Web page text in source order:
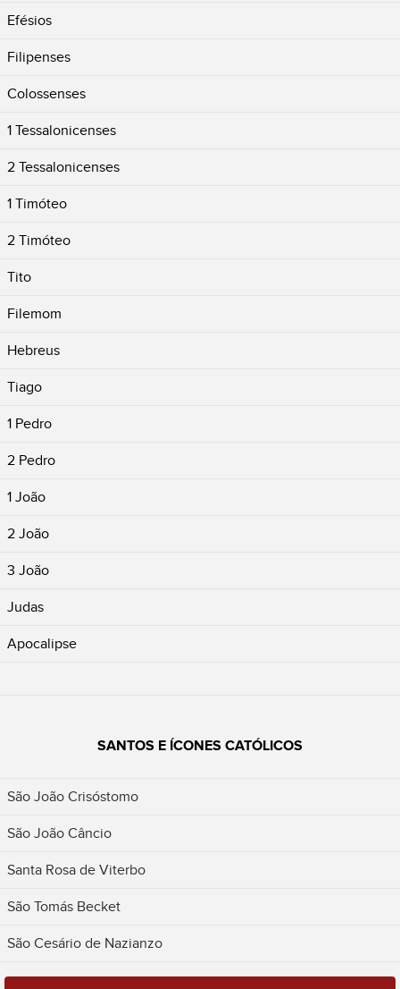
Efésios
Filipenses
Colossenses
1 Tessalonicenses
2 Tessalonicenses
1 Timóteo
2 Timóteo
Tito
Filemom
Hebreus
Tiago
1 Pedro
2 Pedro
1 João
2 João
3 João
Judas
Apocalipse
SANTOS E ÍCONES CATÓLICOS
São João Crisóstomo
São João Câncio
Santa Rosa de Viterbo
São Tomás Becket
São Cesário de Nazianzo